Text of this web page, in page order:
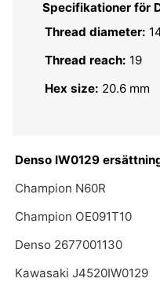
Specifikationer för
Thread diameter:
Thread reach: 19
Hex size: 20.6 mm
Denso IW0129
Champion N60R
Champion OE091T10
Denso 2677001130
Kawasaki J4520IW0129